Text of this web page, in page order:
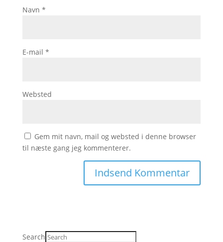
Navn *
E-mail *
Websted
Gem mit navn, mail og websted i denne browser
til næste gang jeg kommenterer.
Search